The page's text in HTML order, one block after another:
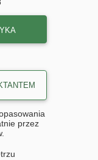
przez